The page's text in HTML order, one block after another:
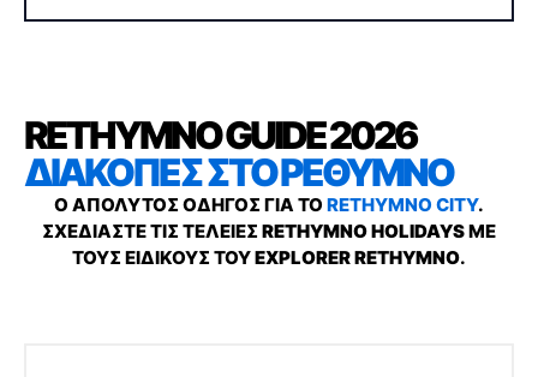
RETHYMNO GUIDE 2026
ΔΙΑΚΟΠΕΣ ΣΤΟ ΡΕΘΥΜΝΟ
Ο ΑΠΟΛΥΤΟΣ ΟΔΗΓΟΣ ΓΙΑ ΤΟ RETHYMNO CITY.
ΣΧΕΔΙΑΣΤΕ ΤΙΣ ΤΕΛΕΙΕΣ RETHYMNO HOLIDAYSΜΕ
ΤΟΥΣ ΕΙΔΙΚΟΥΣ ΤΟΥEXPLORER RETHYMNO.